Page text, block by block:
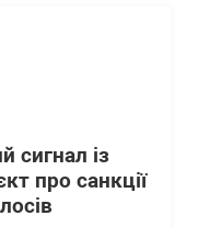
сигнал із
про санкції